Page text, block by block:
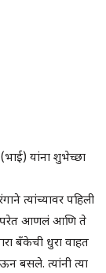
(भाई) यांना शुभेच्छा
त्यांच्यावर पहिली
आणलं आणि ते
बँकेची धुरा वाहत
बसले. त्यांनी त्या